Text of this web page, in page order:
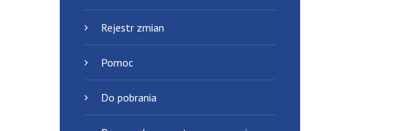
Rejestr zmian
Pomoc
Do pobrania